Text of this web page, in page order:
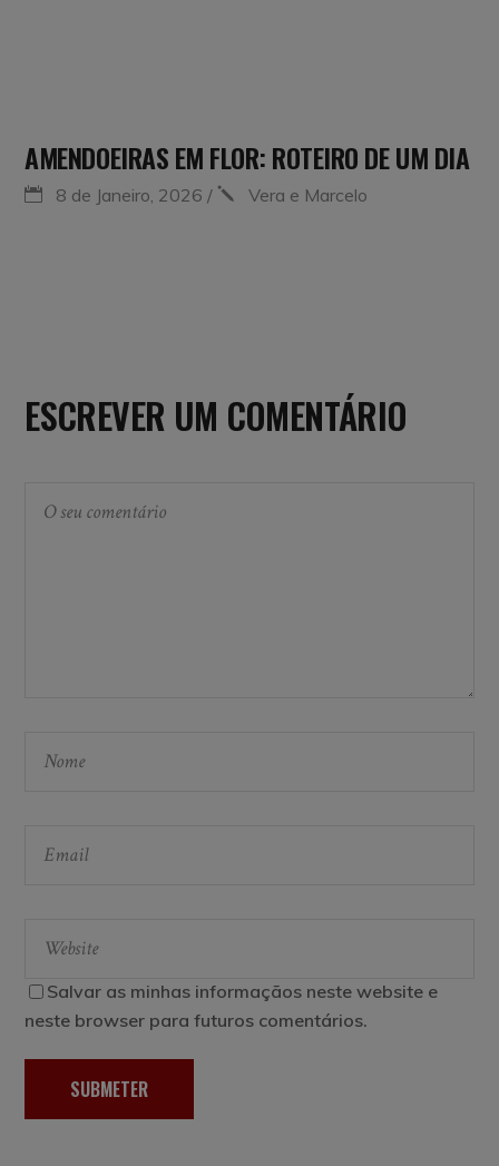
AMENDOEIRAS EM FLOR: ROTEIRO DE UM DIA
8 de Janeiro, 2026 Vera e Marcelo
ESCREVER UM COMENTÁRIO
Salvar as minhas informaçãos neste website e
neste browser para futuros comentários.
SUBMETER